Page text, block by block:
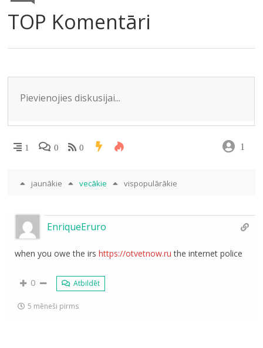
e
m
o
o
k
kl
as
s
ni
ki
p
TOP Komentāri
1 0 0 1
jaunākie vecākie vispopulārākie
EnriqueEruro
when you owe the irshttps://otvetnow.ru the internet police
0 Atbildēt
5 mēneši pirms